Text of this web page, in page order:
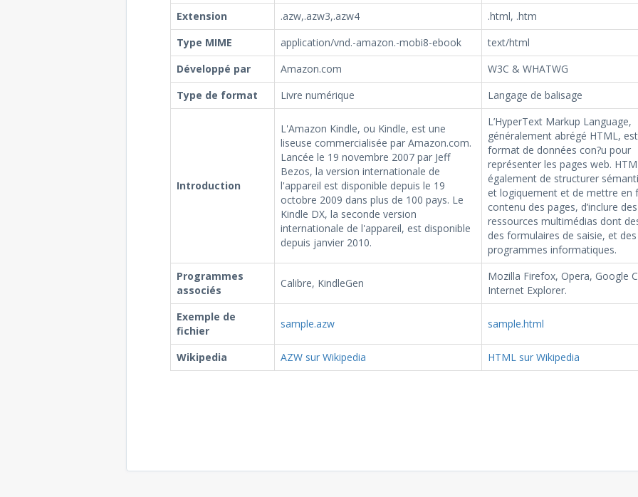
Extension
.azw,.azw3,.azw4
.html, .htm
Type MIME
application/vnd.-amazon.-mobi8-ebook
text/html
Développé par
Amazon.com
W3C & WHATWG
Type de format
Livre numérique Langage de balisage
Introduction
L'Amazon Kindle, ou Kindle, est une
liseuse commercialisée par Amazon.com.
Lancée le 19 novembre 2007 par Jeff
Bezos, la version internationale de
l'appareil est disponible depuis le 19
octobre 2009 dans plus de 100 pays. Le
Kindle DX, la seconde version
internationale de l'appareil, est disponible
depuis janvier 2010.
L’HyperText Markup Language,
généralement abrégé HTML,
format de données con?u pour
représenter les pages web.
également de structurer
et logiquement et de mettre en
contenu des pages, d’inclure des
ressources multimédias dont
des formulaires de saisie, et des
programmes informatiques.
Programmes
associés
Calibre, KindleGen
Mozilla Firefox, Opera, Google
Internet Explorer.
Exemple de
fichier
sample.azw sample.html
Wikipedia AZW sur Wikipedia HTML sur Wikipedia